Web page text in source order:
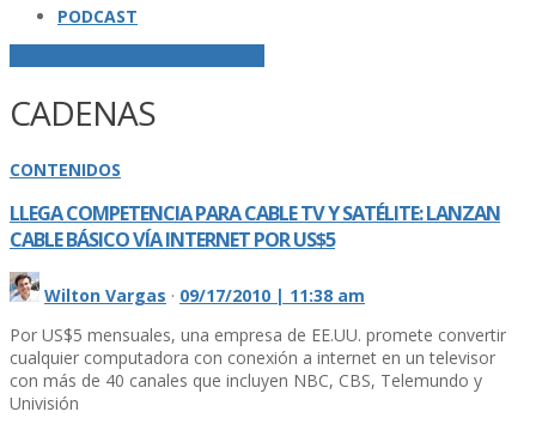
PODCAST
CADENAS
CONTENIDOS
LLEGA COMPETENCIA PARA CABLE TV Y SATÉLITE: LANZAN
CABLE BÁSICO VÍ­A INTERNET POR US$5
Wilton Vargas · 09/17/2010 | 11:38 am
Por US$5 mensuales, una empresa de EE.UU. promete convertir
cualquier computadora con conexión a internet en un televisor
con más de 40 canales que incluyen NBC, CBS, Telemundo y
Univisión